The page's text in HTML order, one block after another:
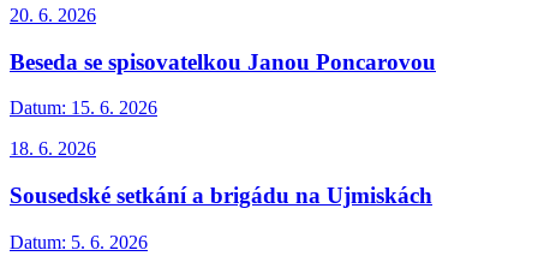
20. 6. 2026
Beseda se spisovatelkou Janou Poncarovou
Datum: 15. 6. 2026
18. 6. 2026
Sousedské setkání a brigádu na Ujmiskách
Datum: 5. 6. 2026